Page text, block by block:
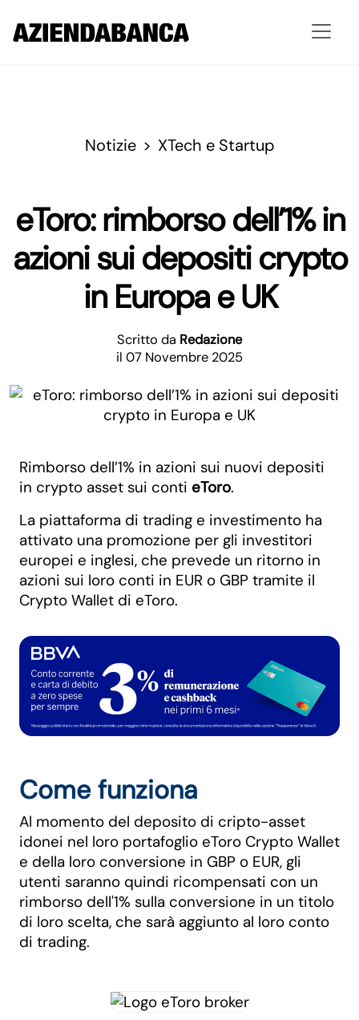
Notizie XTech e Startup
eToro: rimborso dell’1% in
azioni sui depositi crypto
in Europa e UK
Scritto da Redazione
il 07 Novembre 2025
Rimborso dell’1% in azioni sui nuovi depositi
in crypto asset sui conti eToro.
La piattaforma di trading e investimento ha
attivato una promozione per gli investitori
europei e inglesi, che prevede un ritorno in
azioni sui loro conti in EUR o GBP tramite il
Crypto Wallet di eToro.
Come funziona
Al momento del deposito di cripto-asset
idonei nel loro portafoglio eToro Crypto Wallet
e della loro conversione in GBP o EUR, gli
utenti saranno quindi ricompensati con un
rimborso dell'1% sulla conversione in un titolo
di loro scelta, che sarà aggiunto al loro conto
di trading.